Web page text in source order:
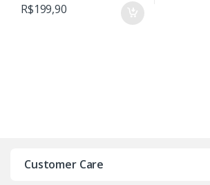
R$199,90
Customer Care